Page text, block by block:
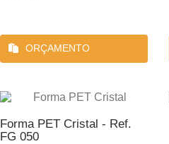
ORÇAMENTO
Forma PET Cristal - Ref.
FG 050